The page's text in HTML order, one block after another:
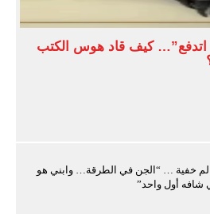
اتدفع”… كيف قاد هوس الكتب
خفية … “الجن في الطرقة… وابني هو
شافه أول واحد”